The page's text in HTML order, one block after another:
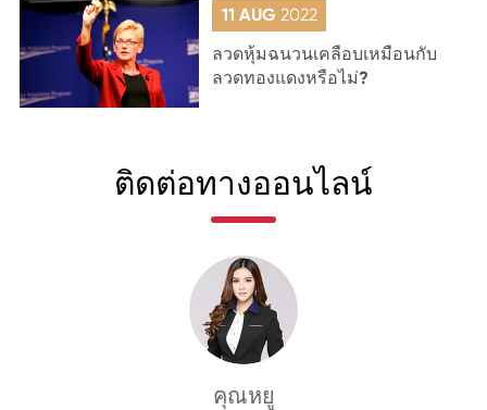
11 AUG 2022
ลวดหุ้มฉนวนเคลือบเหมือนกับ
ลวดทองแดงหรือไม่?
ติดต่อทางออนไลน์
คุณหยู